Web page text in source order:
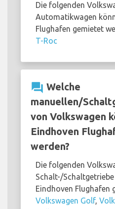
Die folgenden
Automatikwagen
Flughafen gemietet
T-Roc
question_answer Welche
manuellen/
von Volkswagen
Eindhoven
werden?
Die folgenden
Schalt-/
Eindhoven Flughafen
Volkswagen Golf,